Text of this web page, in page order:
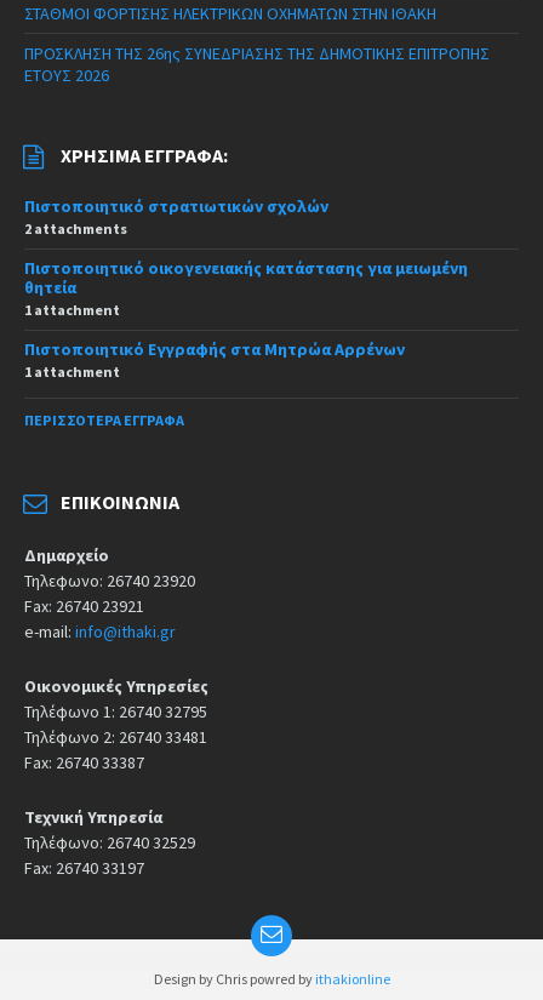
ΣΤΑΘΜΟΙ ΦΟΡΤΙΣΗΣ ΗΛΕΚΤΡΙΚΩΝ ΟΧΗΜΑΤΩΝ ΣΤΗΝ ΙΘΑΚΗ
ΠΡΟΣΚΛΗΣΗ ΤΗΣ 26ης ΣΥΝΕΔΡΙΑΣΗΣ ΤΗΣ ΔΗΜΟΤΙΚΗΣ ΕΠΙΤΡΟΠΗΣ
ΕΤΟΥΣ 2026
ΧΡΉΣΙΜΑ ΈΓΓΡΑΦΑ:
Πιστοποιητικό στρατιωτικών σχολών
2 attachments
Πιστοποιητικό οικογενειακής κατάστασης για μειωμένη
θητεία
1 attachment
Πιστοποιητικό Εγγραφής στα Μητρώα Αρρένων
1 attachment
ΠΕΡΙΣΣΌΤΕΡΑ ΈΓΓΡΑΦΑ
ΕΠΙΚΟΙΝΩΝΊΑ
Δημαρχείο
Τηλεφωνο: 26740 23920
Fax: 26740 23921
e-mail: info@ithaki.gr
Οικονομικές Υπηρεσίες
Τηλέφωνο 1: 26740 32795
Τηλέφωνο 2: 26740 33481
Fax: 26740 33387
Τεχνική Υπηρεσία
Τηλέφωνο: 26740 32529
Fax: 26740 33197
Design by Chris powred by ithakionline